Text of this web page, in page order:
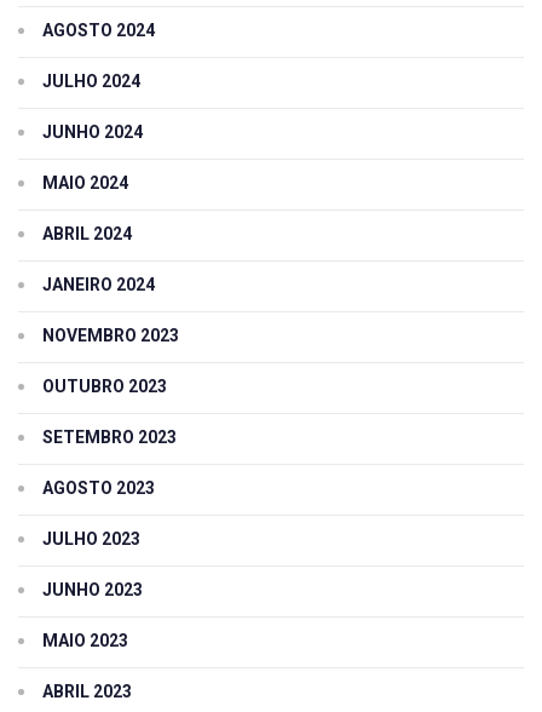
AGOSTO 2024
JULHO 2024
JUNHO 2024
MAIO 2024
ABRIL 2024
JANEIRO 2024
NOVEMBRO 2023
OUTUBRO 2023
SETEMBRO 2023
AGOSTO 2023
JULHO 2023
JUNHO 2023
MAIO 2023
ABRIL 2023